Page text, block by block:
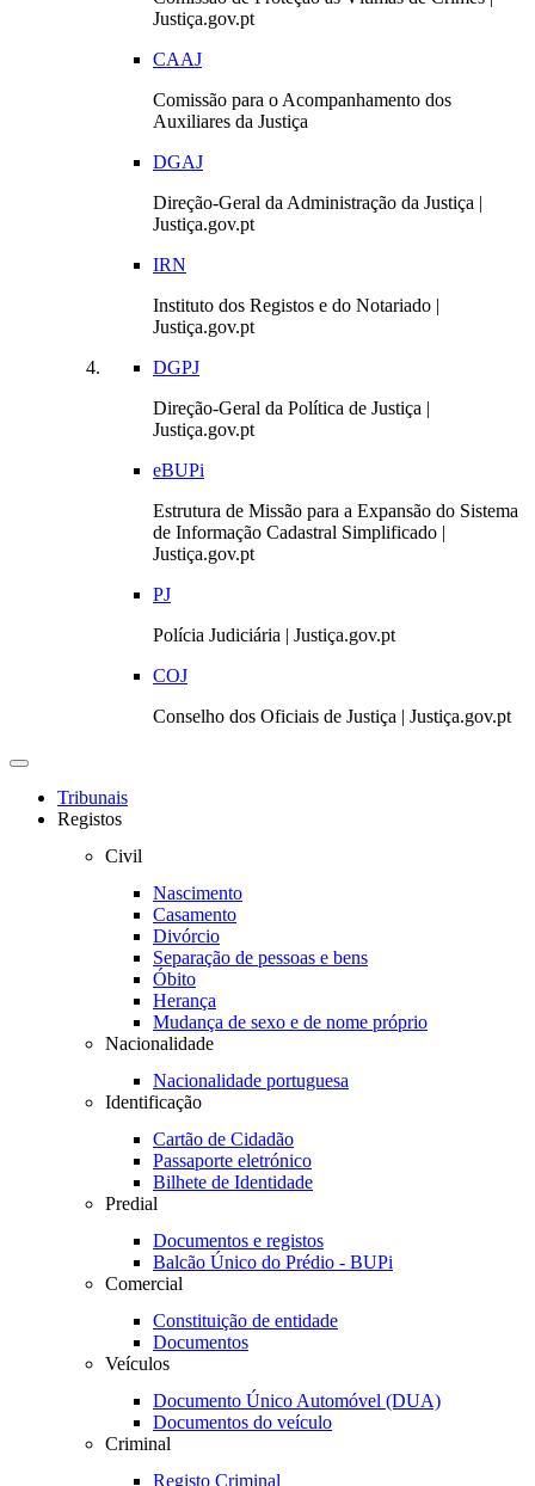
Justiça.gov.pt
CAAJ
Comissão para o Acompanhamento dos
Auxiliares da Justiça
DGAJ
Direção-Geral da Administração da Justiça |
Justiça.gov.pt
IRN
Instituto dos Registos e do Notariado |
Justiça.gov.pt
DGPJ
Direção-Geral da Política de Justiça |
Justiça.gov.pt
eBUPi
Estrutura de Missão para a Expansão do Sistema
de Informação Cadastral Simplificado |
Justiça.gov.pt
PJ
Polícia Judiciária | Justiça.gov.pt
COJ
Conselho dos Oficiais de Justiça | Justiça.gov.pt
Toggle
navigationTribunais
Registos
Civil
Nascimento
Casamento
Divórcio
Separação de pessoas e bens
Óbito
Herança
Mudança de sexo e de nome próprio
Nacionalidade
Nacionalidade portuguesa
Identificação
Cartão de Cidadão
Passaporte eletrónico
Bilhete de Identidade
Predial
Documentos e registos
Balcão Único do Prédio - BUPi
Comercial
Constituição de entidade
Documentos
Veículos
Documento Único Automóvel (DUA)
Documentos do veículo
Criminal
Registo Criminal